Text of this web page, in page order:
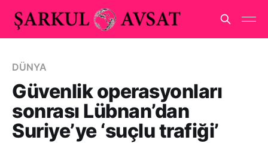
DÜNYA
Güvenlik operasyonları
sonrası Lübnan’dan
Suriye’ye ‘suçlu trafiği’